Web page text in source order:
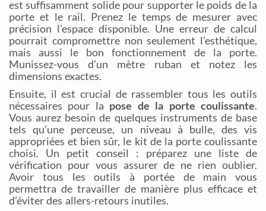
est suffisamment solide pour supporter le poids de la
porte et le rail. Prenez le temps de mesurer avec
précision l’espace disponible. Une erreur de calcul
pourrait compromettre non seulement l’esthétique,
mais aussi le bon fonctionnement de la porte.
Munissez-vous d’un mètre ruban et notez les
dimensions exactes.
Ensuite, il est crucial de rassembler tous les outils
nécessaires pour la pose de la porte coulissante.
Vous aurez besoin de quelques instruments de base
tels qu’une perceuse, un niveau à bulle, des vis
appropriées et bien sûr, le kit de la porte coulissante
choisi. Un petit conseil : préparez une liste de
vérification pour vous assurer de ne rien oublier.
Avoir tous les outils à portée de main vous
permettra de travailler de manière plus efficace et
d’éviter des allers-retours inutiles.